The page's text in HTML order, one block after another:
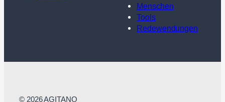
Menschen
Tools
Redewendungen
© 2026 AGITANO